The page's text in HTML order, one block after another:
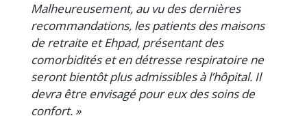
Malheureusement, au vu des dernières
recommandations, les patients des maisons
de retraite et Ehpad, présentant des
comorbidités et en détresse respiratoire ne
seront bientôt plus admissibles à l’hôpital. Il
devra être envisagé pour eux des soins de
confort. »